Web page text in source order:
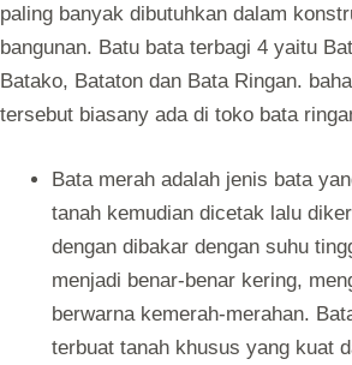
paling banyak dibutuhkan dalam
bangunan. Batu bata terbagi 4 yaitu
Batako, Bataton dan Bata Ringan.
tersebut biasany ada di toko bata
Bata merah adalah jenis bata
tanah kemudian dicetak lalu
dengan dibakar dengan suhu
menjadi benar-benar kering,
berwarna kemerah-merahan.
terbuat tanah khusus yang kuat